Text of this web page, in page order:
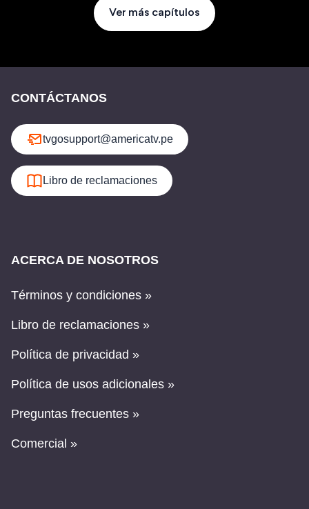
Ver más capítulos
CONTÁCTANOS
tvgosupport@americatv.pe
Libro de reclamaciones
ACERCA DE NOSOTROS
Términos y condiciones »
Libro de reclamaciones »
Política de privacidad »
Política de usos adicionales »
Preguntas frecuentes »
Comercial »